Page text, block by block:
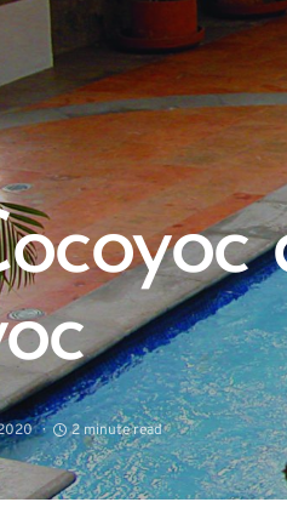
2 minute read